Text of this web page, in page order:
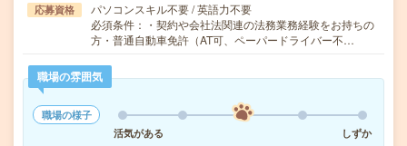
応募資格
パソコンスキル不要 / 英語力不要
必須条件：・契約や会社法関連の法務業務経験をお持ちの
方・普通自動車免許（AT可、ペーパードライバー不…
職場の雰囲気
職場の様子
活気がある
しずか